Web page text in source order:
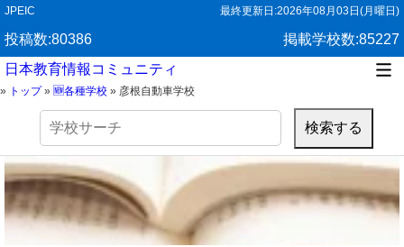
JPEIC 最終更新日:2026年08月03日(月曜日)
投稿数:80386
掲載学校数:85227
日本教育情報コミュニティ
» トップ» 🆕各種学校 » 彦根自動車学校
検